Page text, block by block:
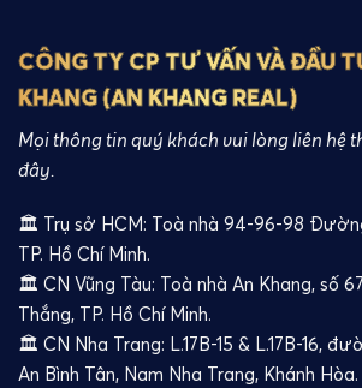
CÔNG TY CP TƯ VẤN VÀ ĐẦU
KHANG (AN KHANG REAL)
Mọi thông tin quý khách vui lòng liên hệ
đây.
🏛️ Trụ sở HCM: Toà nhà 94-96-98
TP. Hồ Chí Minh.
🏛️ CN Vũng Tàu: Toà nhà An Khang, số
Thắng, TP. Hồ Chí Minh.
🏛️ CN Nha Trang: L.17B-15 & L.17B-16,
An Bình Tân, Nam Nha Trang, Khánh Hòa.